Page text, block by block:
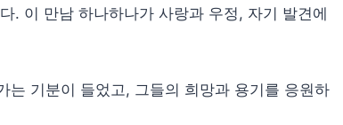
. 이 만남 하나하나가 사랑과 우정, 자기 발견에
는 기분이 들었고, 그들의 희망과 용기를 응원하